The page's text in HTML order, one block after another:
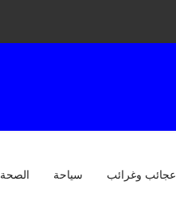
عجائب وغرائب سياحة الصحة